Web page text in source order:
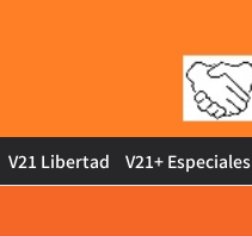
V21 Libertad V21+ Especiales